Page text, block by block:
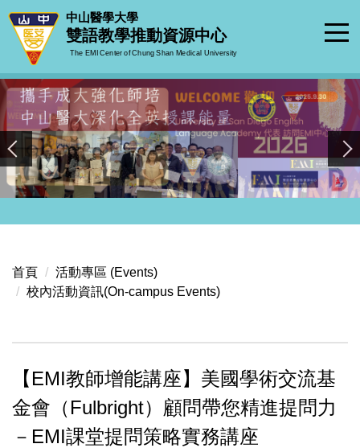
跳
到
要
內
區
中山醫學大學
雙語教學推動資源中心
The EMI Center of Chung Shan Medical University
首頁
活動專區 (Events)
校內活動資訊(On-campus Events)
【EMI教師增能講座】美國學術交流基
金會（Fulbright）顧問帶您精進提問力
－EMI課堂提問策略實務講座